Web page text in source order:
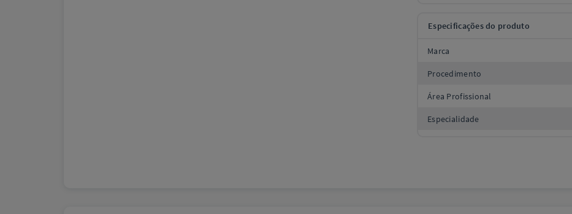
Especificações do produto
Marca
Procedimento
Área Profissional
Especialidade